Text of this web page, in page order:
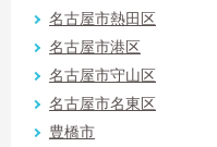
名古屋市熱田区
名古屋市港区
名古屋市守山区
名古屋市名東区
豊橋市